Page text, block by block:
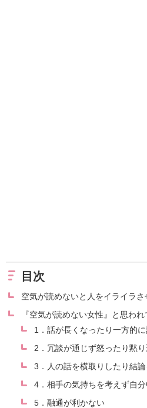
目次
空気が読めないと人をイライラさ
『空気が読めない女性』と思わ
1．話が長くなったり一方的
2．冗談が通じず怒ったり黙
3．人の話を横取りしたり結
4．相手の気持ちを考えず自
5．融通が利かない